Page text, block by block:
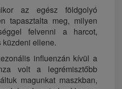
az egész földgolyó
tapasztalta meg, milyen
felvenni a harcot,
küzdeni ellene.
influenzán kívül a
volt a legrémisztőbb
magunkat maszkban,